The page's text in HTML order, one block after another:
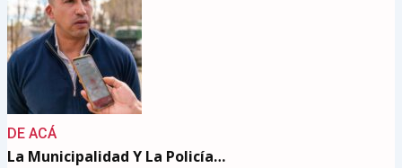
DE ACÁ
La Municipalidad Y La Policía…